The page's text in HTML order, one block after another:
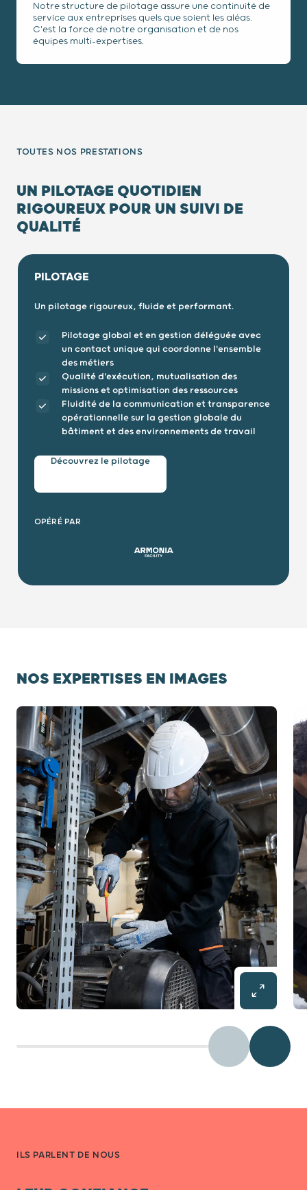
Notre structure de pilotage assure une continuité de
service aux entreprises quels que soient les aléas.
C'est la force de notre organisation et de nos
équipes multi-expertises.
TOUTES NOS PRESTATIONS
UN PILOTAGE QUOTIDIEN
RIGOUREUX POUR UN SUIVI DE
QUALITÉ
PILOTAGE
Un pilotage rigoureux, fluide et performant.
Pilotage global et en gestion déléguée avec
un contact unique qui coordonne l'ensemble
des métiers
Qualité d'exécution, mutualisation des
missions et optimisation des ressources
Fluidité de la communication et transparence
opérationnelle sur la gestion globale du
bâtiment et des environnements de travail
Découvrez le pilotage
OPÉRÉ PAR
NOS EXPERTISES EN IMAGES
Diapositive 1 / 6
Précédent
ILS PARLENT DE NOUS